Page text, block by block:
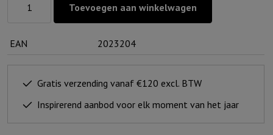
Jij
bent
Toevoegen aan winkelwagen
EAN 2023204
Gratis verzending vanaf €120 excl. BTW
Inspirerend aanbod voor elk moment van het jaar